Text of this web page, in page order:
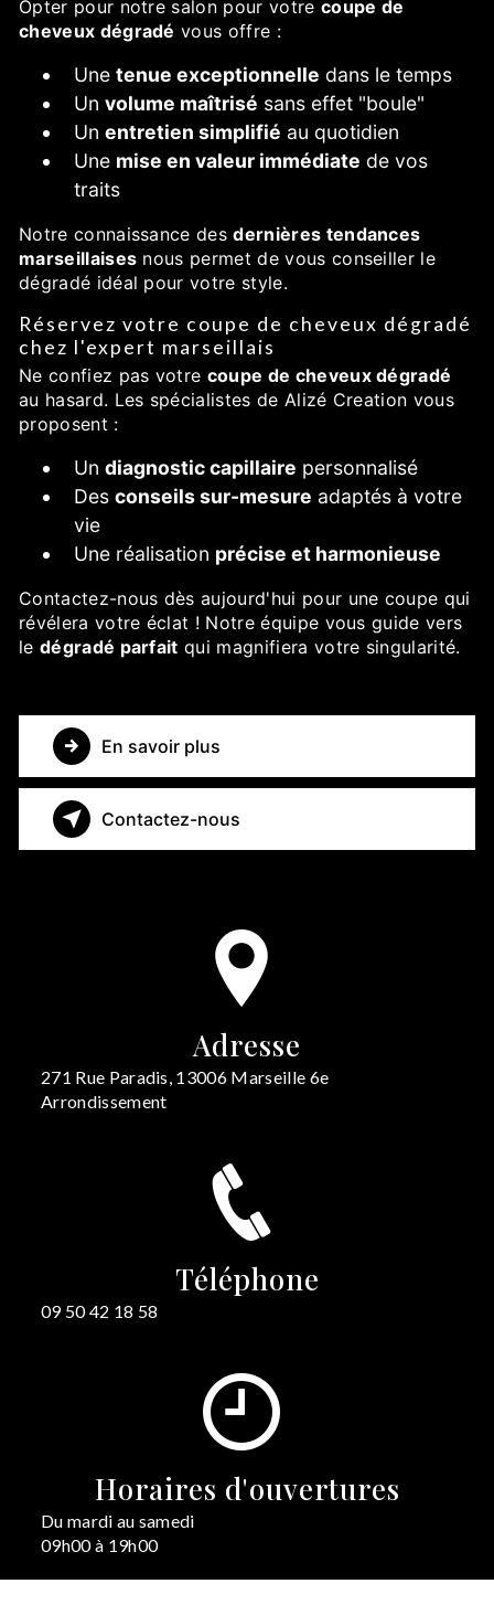
Opter pour notre salon pour votre coupe de
cheveux dégradé vous offre :
Une tenue exceptionnelle dans le temps
Un volume maîtrisé sans effet "boule"
Un entretien simplifié au quotidien
Une mise en valeur immédiate de vos
traits
Notre connaissance desdernières tendances
marseillaises nous permet de vous conseiller le
dégradé idéal pour votre style.
Réservez votre coupe de cheveux dégradé
chez l'expert marseillais
Ne confiez pas votre coupe de cheveux dégradé
au hasard. Les spécialistes de Alizé Creation vous
proposent :
Un diagnostic capillaire personnalisé
Des conseils sur-mesure adaptés à votre
vie
Une réalisation précise et harmonieuse
Contactez-nous dès aujourd'hui pour une coupe qui
révélera votre éclat ! Notre équipe vous guide vers
le dégradé parfait qui magnifiera votre singularité.
En savoir plus
Contactez-nous
Adresse
271 Rue Paradis, 13006 Marseille 6e
Arrondissement
Téléphone
09 50 42 18 58
Horaires d'ouvertures
Du mardi au samedi
09h00 à 19h00